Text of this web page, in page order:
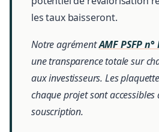
les taux baisseront.
Notre agrémentAMF PSFP
une transparence totale sur
aux investisseurs. Les
chaque projet sont
souscription.